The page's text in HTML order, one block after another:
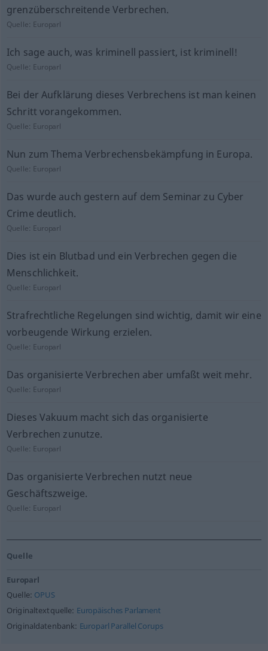
grenzüberschreitende Verbrechen.
Quelle: Europarl
Ich sage auch, was kriminell passiert, ist kriminell!
Quelle: Europarl
Bei der Aufklärung dieses Verbrechens ist man keinen
Schritt vorangekommen.
Quelle: Europarl
Nun zum Thema Verbrechensbekämpfung in Europa.
Quelle: Europarl
Das wurde auch gestern auf dem Seminar zu Cyber
Crime deutlich.
Quelle: Europarl
Dies ist ein Blutbad und ein Verbrechen gegen die
Menschlichkeit.
Quelle: Europarl
Strafrechtliche Regelungen sind wichtig, damit wir eine
vorbeugende Wirkung erzielen.
Quelle: Europarl
Das organisierte Verbrechen aber umfaßt weit mehr.
Quelle: Europarl
Dieses Vakuum macht sich das organisierte
Verbrechen zunutze.
Quelle: Europarl
Das organisierte Verbrechen nutzt neue
Geschäftszweige.
Quelle: Europarl
Quelle
Europarl
Quelle: OPUS
Originaltextquelle: Europäisches Parlament
Originaldatenbank: Europarl Parallel Corups